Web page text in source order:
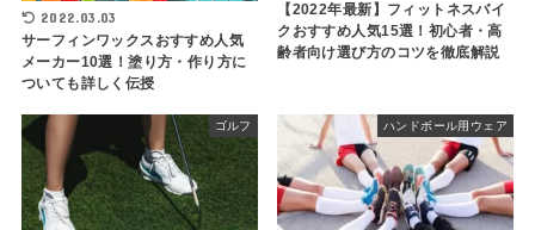
2022.03.03
サーフィンワックスおすすめ人気
メーカー10選！塗り方・作り方に
ついても詳しく伝授
【2022年最新】フィットネスバイ
クおすすめ人気15選！初心者・高
齢者向け選び方のコツを徹底解説
ゴルフ ハンドボール用ウェア